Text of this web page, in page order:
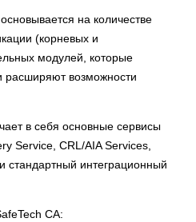
на количестве
(корневых и
модулей, которые
расширяют возможности
в себя основные сервисы
Service, CRL/AIA Services,
стандартный интеграционный
CA: